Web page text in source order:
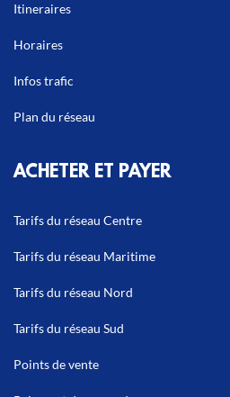
Itineraires
Horaires
Infos trafic
Plan du réseau
ACHETER ET PAYER
Tarifs du réseau Centre
Tarifs du réseau Maritime
Tarifs du réseau Nord
Tarifs du réseau Sud
Points de vente